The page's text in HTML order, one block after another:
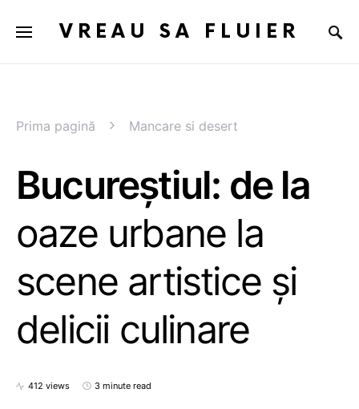
VREAU SA FLUIER
Prima pagină Mancare si desert
Bucureștiul: de la
oaze urbane la
scene artistice și
delicii culinare
412 views 3 minute read